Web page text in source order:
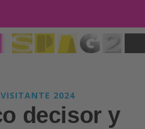
VISITANTE 2024
decisor y